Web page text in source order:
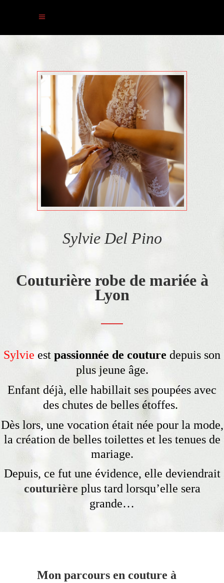
Sylvie Del Pino
Couturière robe de mariée à
Lyon
Sylvie est passionnée de couture depuis son
plus jeune âge.
Enfant déjà, elle habillait ses poupées avec
des chutes de belles étoffes.
Dès lors, une vocation était née pour la mode,
la création de belles toilettes et les tenues de
mariage.
Depuis, ce fut une évidence, elle deviendrait
couturière plus tard lorsqu’elle sera
grande…
Mon parcours en couture à